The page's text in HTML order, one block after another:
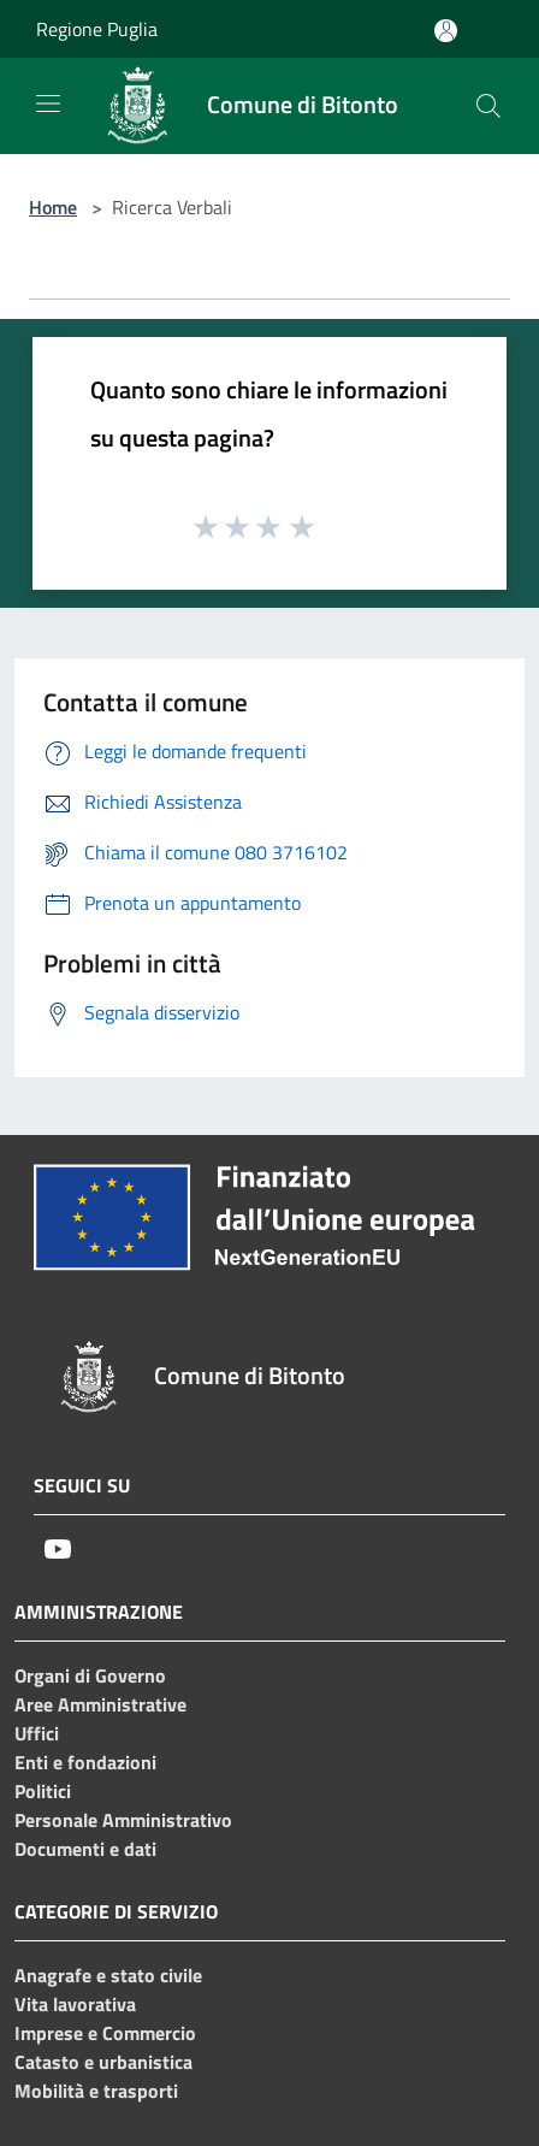
Regione Puglia
Comune di Bitonto
Home > Ricerca Verbali
Quanto sono chiare le informazioni
su questa pagina?
Contatta il comune
Leggi le domande frequenti
Richiedi Assistenza
Chiama il comune 080 3716102
Prenota un appuntamento
Problemi in città
Segnala disservizio
Comune di Bitonto
SEGUICI SU
AMMINISTRAZIONE
Organi di Governo
Aree Amministrative
Uffici
Enti e fondazioni
Politici
Personale Amministrativo
Documenti e dati
CATEGORIE DI SERVIZIO
Anagrafe e stato civile
Vita lavorativa
Imprese e Commercio
Catasto e urbanistica
Mobilità e trasporti